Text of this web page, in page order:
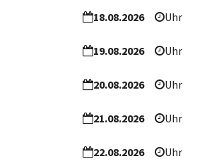
18.08.2026 Uhr
19.08.2026 Uhr
20.08.2026 Uhr
21.08.2026 Uhr
22.08.2026 Uhr